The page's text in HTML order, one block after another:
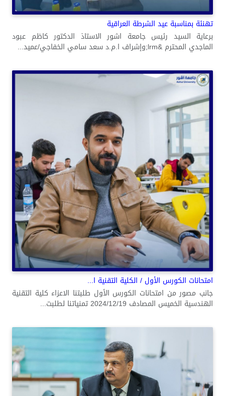
تهنئة بمناسبة عيد الشرطة العراقية
برعاية السيد رئيس جامعة اشور الاستاذ الدكتور كاظم عبود
الماجدي المحترم &lrm;وإشراف ا.م.د سعد سامي الخفاجي/عميد...
امتحانات الكورس الأول / الكلية التقنية ا...
جانب مصور من امتحانات الكورس الأول طلبتنا الاعزاء كلية التقنية
الهندسية الخميس المصادف 2024/12/19 تمنياتنا لطلبت...